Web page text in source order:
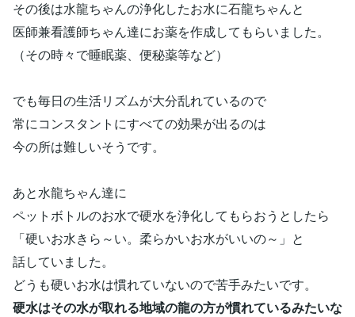
その後は水龍ちゃんの浄化したお水に石龍ちゃんと
医師兼看護師ちゃん達にお薬を作成してもらいました。
（その時々で睡眠薬、便秘薬等など）
でも毎日の生活リズムが大分乱れているので
常にコンスタントにすべての効果が出るのは
今の所は難しいそうです。
あと水龍ちゃん達に
ペットボトルのお水で硬水を浄化してもらおうとしたら
「硬いお水きら～い。柔らかいお水がいいの～」と
話していました。
どうも硬いお水は慣れていないので苦手みたいです。
硬水はその水が取れる地域の龍の方が慣れているみたいな